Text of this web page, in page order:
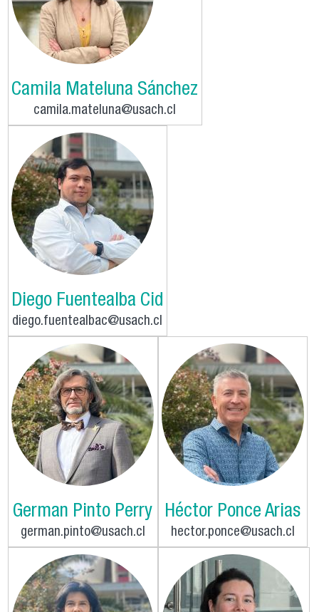
Camila Mateluna Sánchez
camila.mateluna@usach.cl
Diego Fuentealba Cid
diego.fuentealbac@usach.cl
German Pinto Perry
german.pinto@usach.cl
Héctor Ponce Arias
hector.ponce@usach.cl